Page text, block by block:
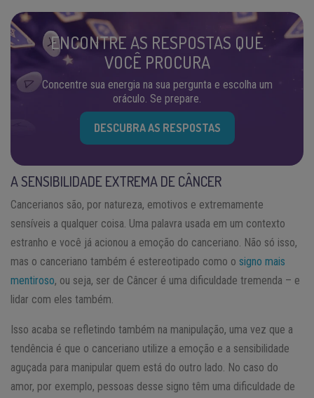
ENCONTRE AS RESPOSTAS QUE
VOCÊ PROCURA
Concentre sua energia na sua pergunta e escolha um
oráculo. Se prepare.
DESCUBRA AS RESPOSTAS
A SENSIBILIDADE EXTREMA DE CÂNCER
Cancerianos são, por natureza, emotivos e extremamente
sensíveis a qualquer coisa. Uma palavra usada em um contexto
estranho e você já acionou a emoção do canceriano. Não só isso,
mas o canceriano também é estereotipado como o signo mais
mentiroso, ou seja, ser de Câncer é uma dificuldade tremenda – e
lidar com eles também.
Isso acaba se refletindo também na manipulação, uma vez que a
tendência é que o canceriano utilize a emoção e a sensibilidade
aguçada para manipular quem está do outro lado. No caso do
amor, por exemplo, pessoas desse signo têm uma dificuldade de